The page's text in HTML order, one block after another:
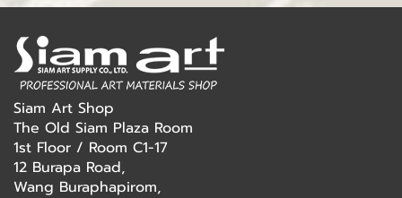
Siam Art Shop
The Old Siam Plaza Room
1st Floor / Room C1-17
12 Burapa Road,
Wang Buraphapirom,